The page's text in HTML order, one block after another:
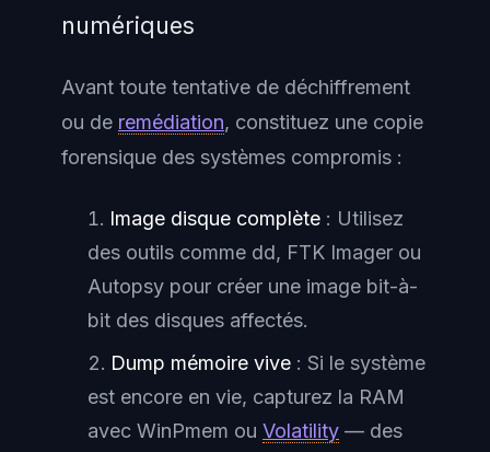
numériques
Avant toute tentative de déchiffrement
ou de remédiation, constituez une copie
forensique des systèmes compromis :
Image disque complète : Utilisez
des outils comme dd, FTK Imager ou
Autopsy pour créer une image bit-à-
bit des disques affectés.
Dump mémoire vive : Si le système
est encore en vie, capturez la RAM
avec WinPmem ou Volatility — des